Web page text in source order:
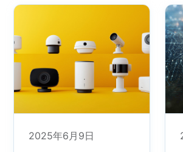
2025年6月9日